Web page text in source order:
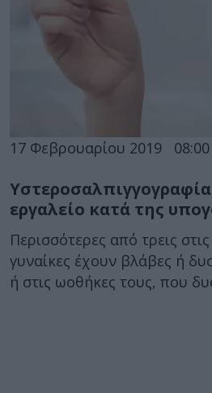
17 Φεβρουαρίου 2019 08:00
εργαλείο κατά της
Περισσότερες από τρεις
γυναίκες έχουν βλάβες ή
ή στις ωοθήκες τους, που